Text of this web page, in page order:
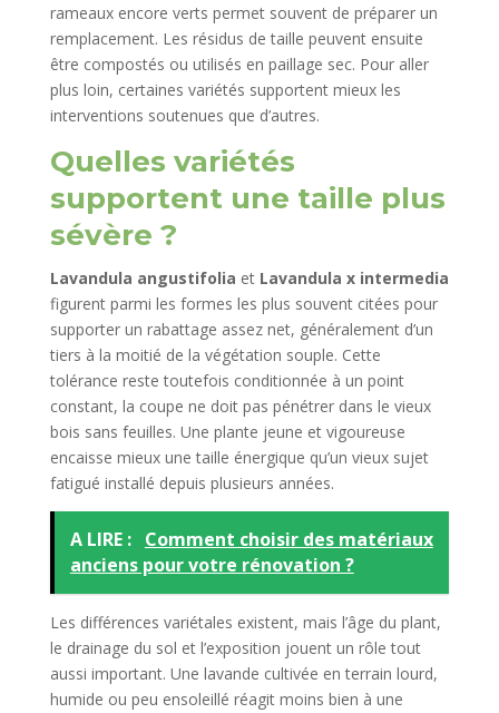
rameaux encore verts permet souvent de préparer un
remplacement. Les résidus de taille peuvent ensuite
être compostés ou utilisés en paillage sec. Pour aller
plus loin, certaines variétés supportent mieux les
interventions soutenues que d’autres.
Quelles variétés
supportent une taille plus
sévère ?
Lavandula angustifolia et Lavandula x intermedia
figurent parmi les formes les plus souvent citées pour
supporter un rabattage assez net, généralement d’un
tiers à la moitié de la végétation souple. Cette
tolérance reste toutefois conditionnée à un point
constant, la coupe ne doit pas pénétrer dans le vieux
bois sans feuilles. Une plante jeune et vigoureuse
encaisse mieux une taille énergique qu’un vieux sujet
fatigué installé depuis plusieurs années.
A LIRE : Comment choisir des matériaux
anciens pour votre rénovation ?
Les différences variétales existent, mais l’âge du plant,
le drainage du sol et l’exposition jouent un rôle tout
aussi important. Une lavande cultivée en terrain lourd,
humide ou peu ensoleillé réagit moins bien à une